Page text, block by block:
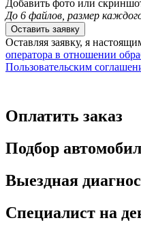
Добавить фото или
До 6 файлов, размер
Оставить заявку
Оставляя заявку, я
оператора в отношении
Пользовательским
Оплатить заказ
Подбор
Выездная
Специалист на